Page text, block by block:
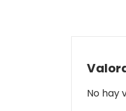
No hay